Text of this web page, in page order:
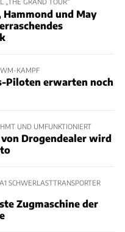
Hammond und May
KAMPF
Piloten erwarten noch
UND UMFUNKTIONIERT
von Drogendealer wird
SCHWERLASTTRANSPORTER
Zugmaschine der